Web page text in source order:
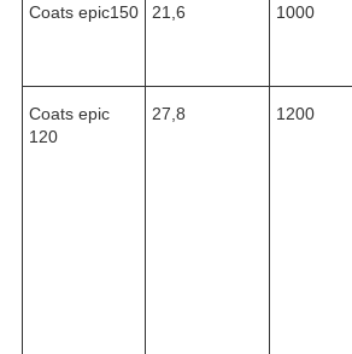
Coats epic150 21,6 1000
Coats epic
120
27,8 1200